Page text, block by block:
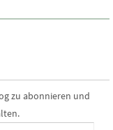
zu abonnieren und